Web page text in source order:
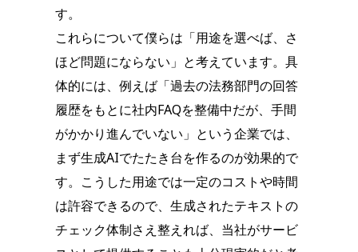
す。
これらについて僕らは「用途を選べば、さ
ほど問題にならない」と考えています。具
体的には、例えば「過去の法務部門の回答
履歴をもとに社内FAQを整備中だが、手間
がかかり進んでいない」という企業では、
まず生成AIでたたき台を作るのが効果的で
す。こうした用途では一定のコストや時間
は許容できるので、生成されたテキストの
チェック体制さえ整えれば、当社がサービ